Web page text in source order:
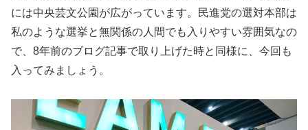
には中央芸文公園が広がっています。民進党の選対本部は
私のような選挙と無関係の人間でも入りやすい雰囲気なの
で、8年前のブログ記事で取り上げた時と同様に、今回も
入ってみましょう。